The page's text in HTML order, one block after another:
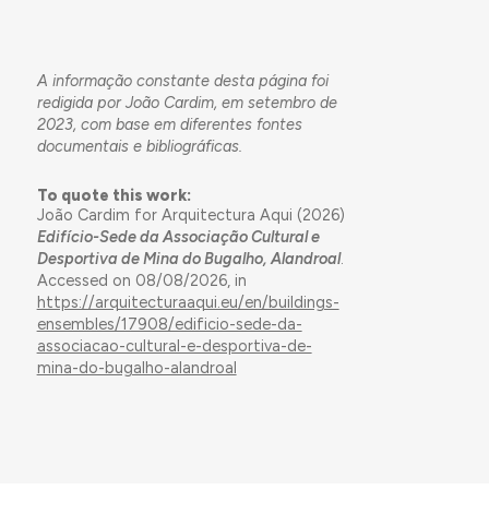
A informação constante desta página foi
redigida por João Cardim, em setembro de
2023, com base em diferentes fontes
documentais e bibliográficas.
To quote this work:
João Cardim for Arquitectura Aqui (2026)
Edifício-Sede da Associação Cultural e
Desportiva de Mina do Bugalho, Alandroal.
Accessed on 08/08/2026, in
https://arquitecturaaqui.eu/en/buildings-
ensembles/17908/edificio-sede-da-
associacao-cultural-e-desportiva-de-
mina-do-bugalho-alandroal